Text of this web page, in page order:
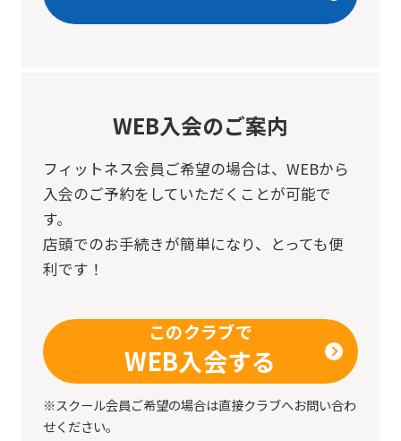
WEB入会のご案内
フィットネス会員ご希望の場合は、 WEBから
入会のご予約をしていただくことが可能で
す。
店頭でのお手続きが簡単になり、とっても便
利です！
このクラブで
WEB入会する
※スクール会員ご希望の場合は直接クラブへお問い合わ
せください。